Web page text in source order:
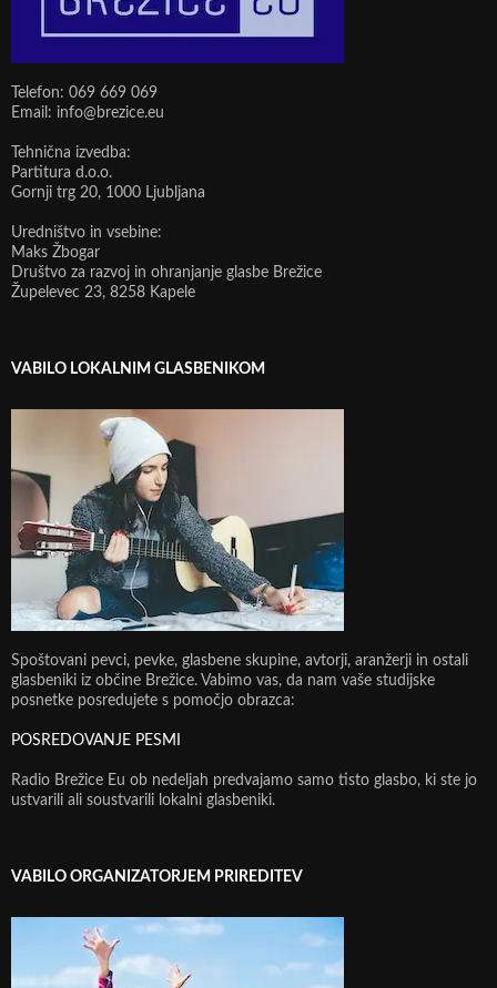
Telefon: 069 669 069
Email: info@brezice.eu
Tehnična izvedba:
Partitura d.o.o.
Gornji trg 20, 1000 Ljubljana
Uredništvo in vsebine:
Maks Žbogar
Društvo za razvoj in ohranjanje glasbe Brežice
Župelevec 23, 8258 Kapele
VABILO LOKALNIM GLASBENIKOM
Spoštovani pevci, pevke, glasbene skupine, avtorji, aranžerji in ostali
glasbeniki iz občine Brežice. Vabimo vas, da nam vaše studijske
posnetke posredujete s pomočjo obrazca:
POSREDOVANJE PESMI
Radio Brežice Eu ob nedeljah predvajamo samo tisto glasbo, ki ste jo
ustvarili ali soustvarili lokalni glasbeniki.
VABILO ORGANIZATORJEM PRIREDITEV